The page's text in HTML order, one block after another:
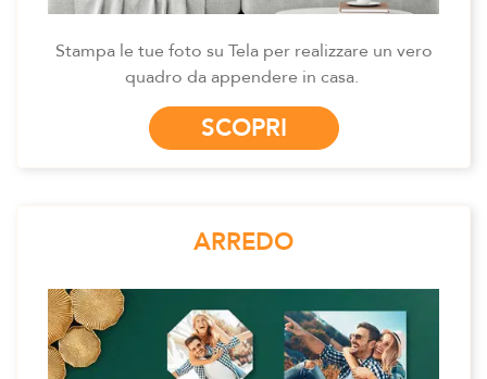
Stampa le tue foto su Tela per realizzare un vero
quadro da appendere in casa.
SCOPRI
ARREDO